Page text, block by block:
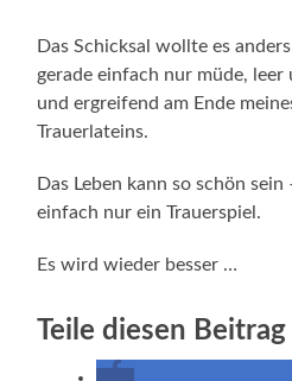
Das Schicksal wollte es
gerade einfach nur müde,
und ergreifend am Ende
Trauerlateins.
Das Leben kann so schön
einfach nur ein Trauerspiel.
Es wird wieder besser …
Teile diesen Beitrag